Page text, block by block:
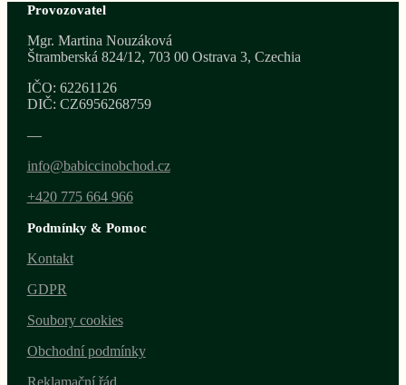
Provozovatel
Mgr. Martina Nouzáková
Štramberská 824/12, 703 00 Ostrava 3, Czechia
IČO: 62261126
DIČ: CZ6956268759
—
info@babiccinobchod.cz
+420 775 664 966
Podmínky & Pomoc
Kontakt
GDPR
Soubory cookies
Obchodní podmínky
Reklamační řád